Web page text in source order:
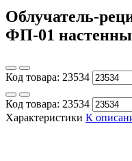
Облучатель-
ФП-01
Код товара: 23534
Код товара: 23534
Характеристики К